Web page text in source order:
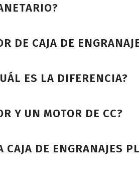
DE CAJA DE
ES LA DIFERENCIA?
Y UN MOTOR DE CC?
DE ENGRANAJES